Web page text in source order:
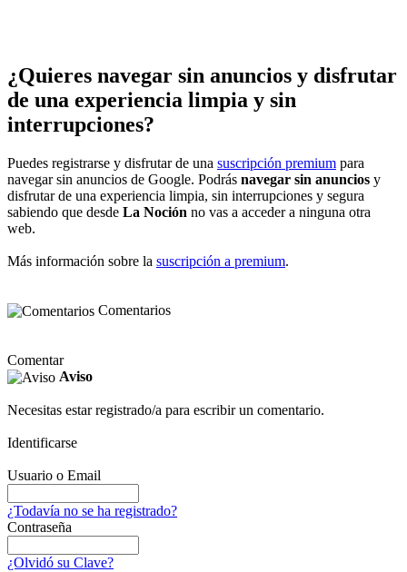
¿Quieres navegar sin anuncios y disfrutar
de una experiencia limpia y sin
interrupciones?
Puedes registrarse y disfrutar de una suscripción premium para
navegar sin anuncios de Google. Podrás navegar sin anuncios y
disfrutar de una experiencia limpia, sin interrupciones y segura
sabiendo que desde La Noción no vas a acceder a ninguna otra
web.
Más información sobre la suscripción a premium.
Comentarios
Comentar
Aviso
Necesitas estar registrado/a para escribir un comentario.
Identificarse
Usuario o Email
¿Todavía no se ha registrado?
Contraseña
¿Olvidó su Clave?